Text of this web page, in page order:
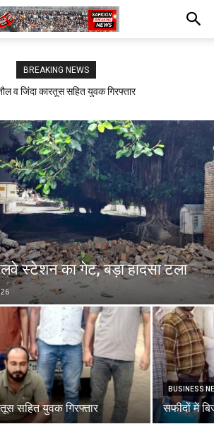
BREAKING NEWS
व जिंदा कारतूस सहित युवक गिरफ्तार
में बिजली कर्मचारियों का जोरदार प्रदर्शन
स्टेशन का गेट, बड़ा हादसा टला
सहित युवक गिरफ्तार
BUSINESS
सफीदों में